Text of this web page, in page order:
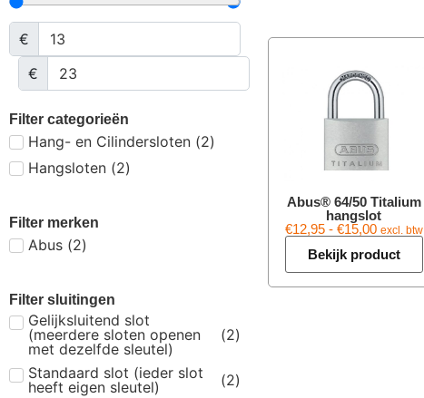
€
€
Filter categorieën
Hang- en Cilindersloten (2)
Hangsloten (2)
Filter merken
Abus (2)
Filter sluitingen
Gelijksluitend slot
(meerdere sloten openen
met dezelfde sleutel)
(2)
Standaard slot (ieder slot
heeft eigen sleutel)
(2)
Abus® 64/50 Titalium
hangslot
€12,95 - €15,00 excl. btw
Bekijk product